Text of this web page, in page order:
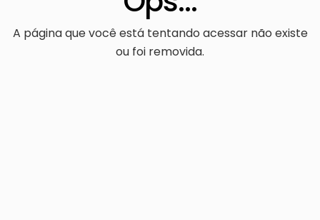
A página que você está tentando acessar não existe
ou foi removida.